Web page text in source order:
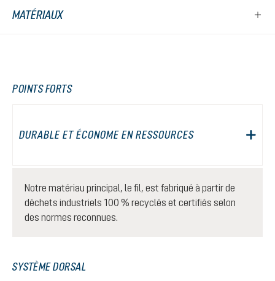
MATÉRIAUX
POINTS FORTS
DURABLE ET ÉCONOME EN RESSOURCES
Notre matériau principal, le fil, est fabriqué à partir de
déchets industriels 100 % recyclés et certifiés selon
des normes reconnues.
SYSTÈME DORSAL